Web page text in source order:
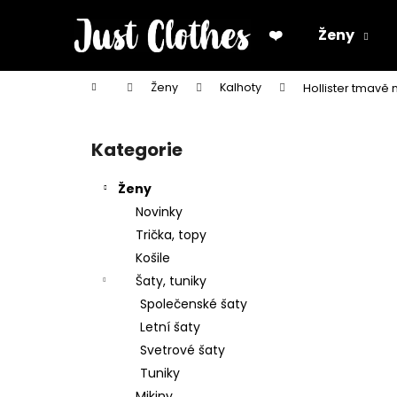
❤️ Ženy
Domů Ženy Kalhoty Hollister tmavě
Přeskočit
kategorie
Kategorie
Ženy
Novinky
Trička, topy
Košile
Šaty, tuniky
Společenské šaty
Letní šaty
Svetrové šaty
Tuniky
í
Zpět
do
Zpět
do